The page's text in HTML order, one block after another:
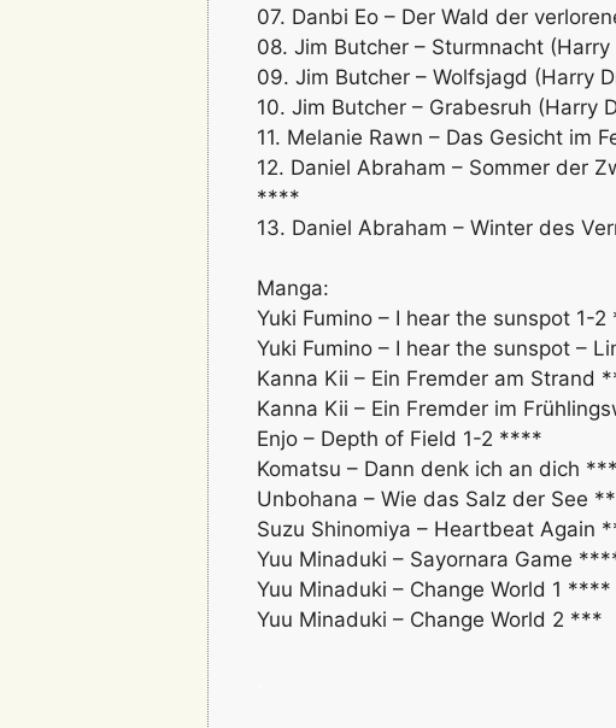
07. Danbi Eo – Der Wald der
08. Jim Butcher – Sturmnacht
09. Jim Butcher – Wolfsjagd (Harry
10. Jim Butcher – Grabesruh (Harry
11. Melanie Rawn – Das Gesicht im
12. Daniel Abraham – Sommer der
****
13. Daniel Abraham – Winter des
Manga:
Yuki Fumino – I hear the sunspot 1-
Yuki Fumino – I hear the sunspot –
Kanna Kii – Ein Fremder am Strand
Kanna Kii – Ein Fremder im
Enjo – Depth of Field 1-2 ****
Komatsu – Dann denk ich an dich
Unbohana – Wie das Salz der See **
Suzu Shinomiya – Heartbeat Again
Yuu Minaduki – Sayornara Game
Yuu Minaduki – Change World 1 ****
Yuu Minaduki – Change World 2 ***